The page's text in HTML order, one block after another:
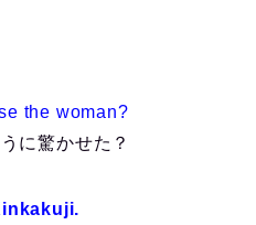
the woman?
に驚かせた？